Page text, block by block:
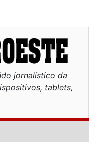
jornalístico da
tablets,